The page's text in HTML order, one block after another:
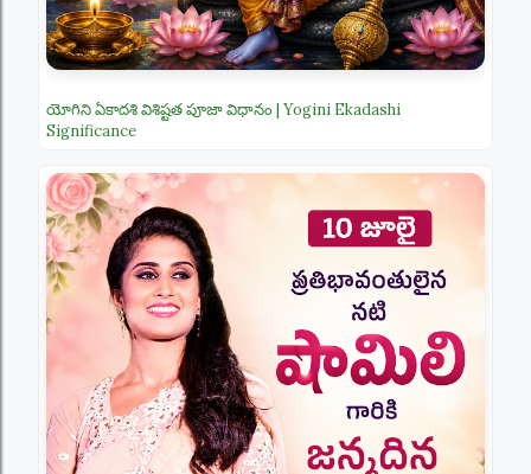
యోగిని ఏకాదశి విశిష్టత పూజా విధానం | Yogini Ekadashi
Significance